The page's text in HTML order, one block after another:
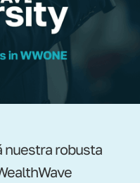
nuestra robusta